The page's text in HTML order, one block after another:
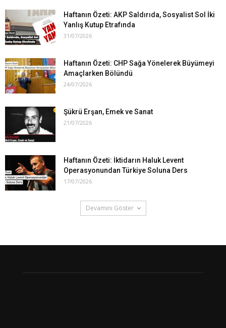
Haftanın Özeti: AKP Saldırıda, Sosyalist Sol İki
Yanlış Kutup Etrafında
31/07/2026
Haftanın Özeti: CHP Sağa Yönelerek Büyümeyi
Amaçlarken Bölündü
24/07/2026
Şükrü Erşan, Emek ve Sanat
21/07/2026
Haftanın Özeti: İktidarın Haluk Levent
Operasyonundan Türkiye Soluna Ders
17/07/2026
Devamını Göster